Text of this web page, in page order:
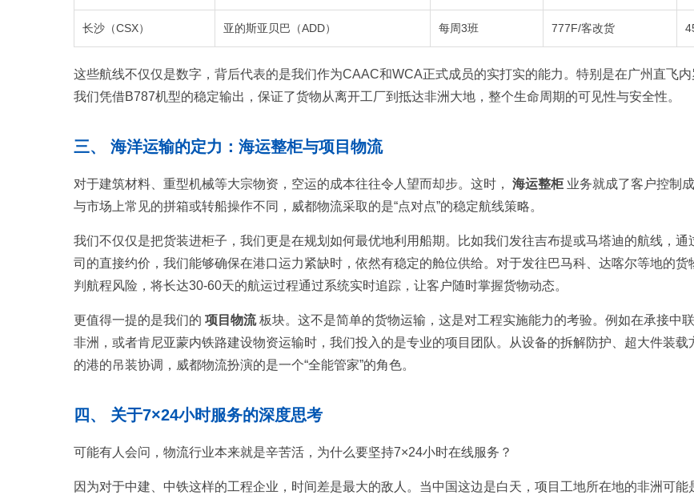
长沙（CSX） 亚的斯亚贝巴（ADD） 每周3班 777F/客改货
这些航线不仅仅是数字，背后代表的是我们作为CAAC和WCA正式成员的实打实的能力。特别是在广州直飞内
我们凭借B787机型的稳定输出，保证了货物从离开工厂到抵达非洲大地，整个生命周期的可见性与安全性。
三、 海洋运输的定力：海运整柜与项目物流
对于建筑材料、重型机械等大宗物资，空运的成本往往令人望而却步。这时， 海运整柜 业务就成了客户控制
与市场上常见的拼箱或转船操作不同，威都物流采取的是“点对点”的稳定航线策略。
我们不仅仅是把货装进柜子，我们更是在规划如何最优地利用船期。比如我们发往吉布提或马塔迪的航线，通
司的直接约价，我们能够确保在港口运力紧缺时，依然有稳定的舱位供给。对于发往巴马科、达喀尔等地的货
判航程风险，将长达30-60天的航运过程通过系统实时追踪，让客户随时掌握货物动态。
更值得一提的是我们的 项目物流板块。这不是简单的货物运输，这是对工程实施能力的考验。例如在承接中
非洲，或者肯尼亚蒙内铁路建设物资运输时，我们投入的是专业的项目团队。从设备的拆解防护、超大件装载
的港的吊装协调，威都物流扮演的是一个“全能管家”的角色。
四、 关于7×24小时服务的深度思考
可能有人会问，物流行业本来就是辛苦活，为什么要坚持7×24小时在线服务？
因为对于中建、中铁这样的工程企业，时间差是最大的敌人。当中国这边是白天，项目工地所在地的非洲可能